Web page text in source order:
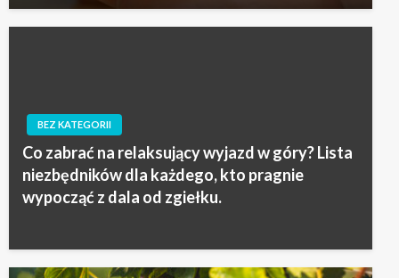
BEZ KATEGORII
Co zabrać na relaksujący wyjazd w góry? Lista
niezbędników dla każdego, kto pragnie
wypocząć z dala od zgiełku.